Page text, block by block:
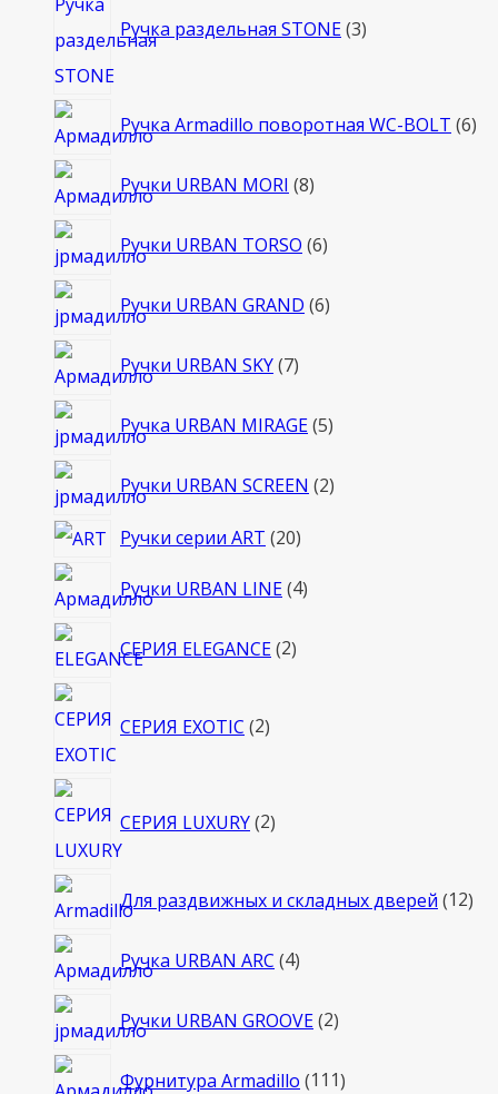
Ручка раздельная STONE 3товара
Ручка Armadillo поворотная WC-BOLT 66
Ручки URBAN MORI 88
Ручки URBAN TORSO 66
Ручки URBAN GRAND 66
Ручки URBAN SKY 77
Ручка URBAN MIRAGE 55
Ручки URBAN SCREEN 22
Ручки серии ART 2020
Ручки URBAN LINE 44
СЕРИЯ ELEGANCE 22
СЕРИЯ EXOTIC 2товара
СЕРИЯ LUXURY 2товара
Для раздвижных и складных дверей 1212
Ручка URBAN ARC 44
Ручки URBAN GROOVE 22
Фурнитура Armadillo 111111